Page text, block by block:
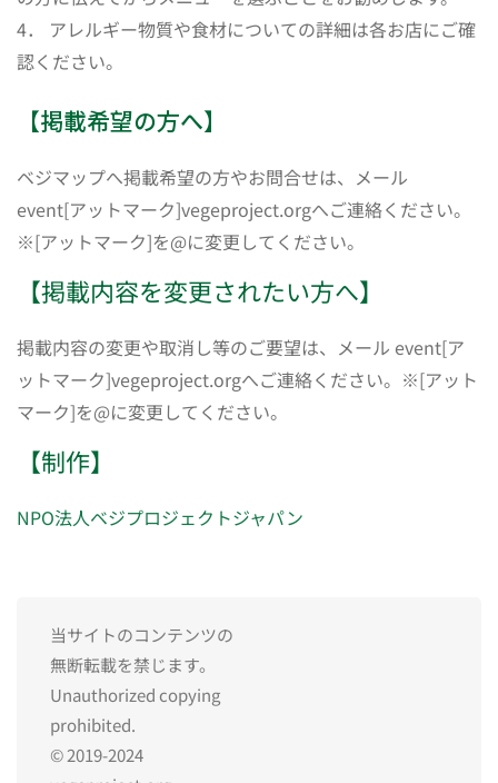
4． アレルギー物質や食材についての詳細は各お店にご確
認ください。
【掲載希望の方へ】
ベジマップへ掲載希望の方やお問合せは、メール
event[アットマーク]vegeproject.orgへご連絡ください。
※[アットマーク]を@に変更してください。
【掲載内容を変更されたい方へ】
掲載内容の変更や取消し等のご要望は、メール event[ア
ットマーク]vegeproject.orgへご連絡ください。※[アット
マーク]を@に変更してください。
【制作】
NPO法人ベジプロジェクトジャパン
当サイトのコンテンツの
無断転載を禁じます。
Unauthorized copying
prohibited.
© 2019-2024